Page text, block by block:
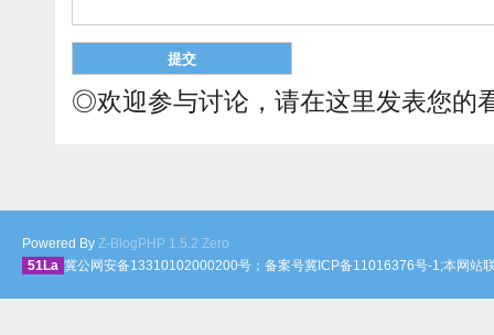
◎欢迎参与讨论，请在这里发表您的
Powered By Z-BlogPHP 1.5.2 Zero
51La 冀公网安备13310102000200号；备案号冀ICP备11016376号-1;本网站